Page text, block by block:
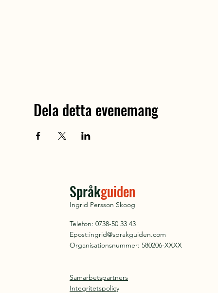
Dela detta evenemang
Språkguiden
Ingrid Persson Skoog
Telefon: 0738-50 33 43
Epost:ingrid@sprakguiden.com
Organisationsnummer: 580206-XXXX
Samarbetspartners
Integritetspolicy